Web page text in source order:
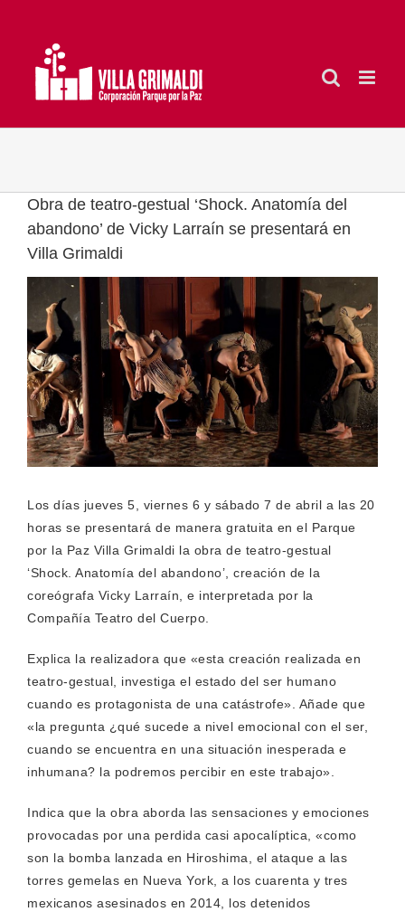
contenido
Obra de teatro-gestual ‘Shock. Anatomía del
abandono’ de Vicky Larraín se presentará en
Villa Grimaldi
Ver
imagen
más
grande
Los días jueves 5, viernes 6 y sábado 7 de abril a las 20
horas se presentará de manera gratuita en el Parque
por la Paz Villa Grimaldi la obra de teatro-gestual
‘Shock. Anatomía del abandono’, creación de la
coreógrafa Vicky Larraín, e interpretada por la
Compañía Teatro del Cuerpo.
Explica la realizadora que «esta creación realizada en
teatro-gestual, investiga el estado del ser humano
cuando es protagonista de una catástrofe». Añade que
«la pregunta ¿qué sucede a nivel emocional con el ser,
cuando se encuentra en una situación inesperada e
inhumana? la podremos percibir en este trabajo».
Indica que la obra aborda las sensaciones y emociones
provocadas por una perdida casi apocalíptica, «como
son la bomba lanzada en Hiroshima, el ataque a las
torres gemelas en Nueva York, a los cuarenta y tres
mexicanos asesinados en 2014, los detenidos